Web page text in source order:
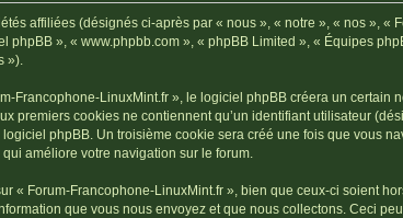
affiliées (désignés ci-après par « nous », « notre », « nos », «
», « www.phpbb.com », « phpBB Limited », « Équipes
»).
Francophone-LinuxMint.fr », le logiciel phpBB créera un certain
premiers cookies ne contiennent qu’un identifiant utilisateur
phpBB. Un troisième cookie sera créé une fois que vous
améliore votre navigation sur le forum.
« Forum-Francophone-LinuxMint.fr », bien que ceux-ci soient
que vous nous envoyez et que nous collectons. Ceci